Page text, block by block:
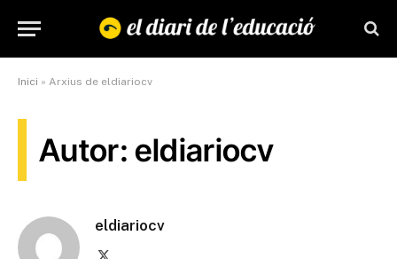
Inici » Arxius de eldiariocv
Autor: eldiariocv
eldiariocv